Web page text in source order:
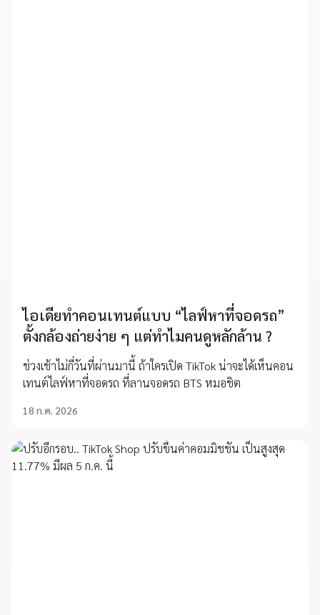
ไอเดียทำคอนเทนต์แบบ “ไลฟ์หาที่จอดรถ”
ตั้งกล้องถ่ายง่าย ๆ แต่ทำไมคนดูหลักล้าน ?
ช่วงเช้าไม่กี่วันที่ผ่านมานี้ ถ้าใครเปิด TikTok น่าจะได้เห็นคอน
เทนต์ไลฟ์หาที่จอดรถ ที่ลานจอดรถ BTS หมอชิต
18 ก.ค. 2026